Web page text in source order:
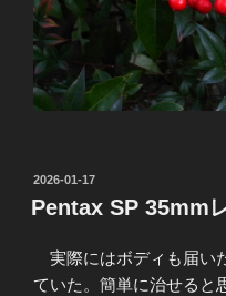
投
稿
日:
2026-01-17
Pentax SP 35mm
実際にはボディも届い
ていた。簡単に治せると